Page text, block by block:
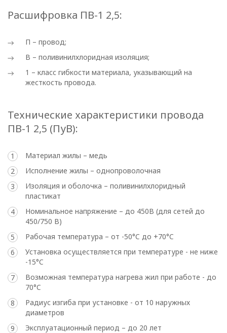
Расшифровка ПВ-1 2,5:
П – провод;
В – поливинилхлоридная изоляция;
1 – класс гибкости материала, указывающий на
жесткость провода.
Технические характеристики провода
ПВ-1 2,5 (ПуВ):
Материал жилы – медь
Исполнение жилы – однопроволочная
Изоляция и оболочка – поливинилхлоридный
пластикат
Номинальное напряжение – до 450В (для сетей до
450/750 В)
Рабочая температура – от -50°C до +70°C
Установка осуществляется при температуре - не ниже
-15°C
Возможная температура нагрева жил при работе - до
70°C
Радиус изгиба при установке - от 10 наружных
диаметров
Эксплуатационный период – до 20 лет
ПОЛИТИКА
ОПЕРАТОРА
В
отношении
обработки
персональных
данных
Общество с ограниченной
ответственностью
«ОПТИКЭНЕРГОКАБЕЛЬ»
УТВЕРЖДАЮ
«ОПТИКЭНЕРГОКАБЕЛЬ»
В.А. Прокопчук _________​
г. Минск